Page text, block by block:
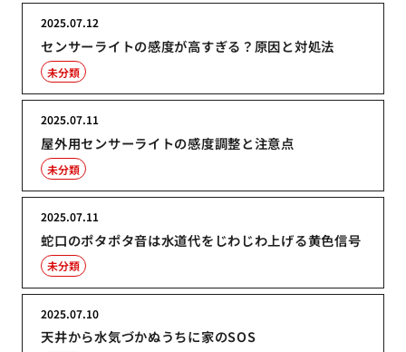
センサーライトの感度が高すぎる？原因と対処法
2025.07.12
未分類
屋外用センサーライトの感度調整と注意点
2025.07.11
未分類
蛇口のポタポタ音は水道代をじわじわ上げる黄色信号
2025.07.11
未分類
天井から水気づかぬうちに家のSOS
2025.07.10